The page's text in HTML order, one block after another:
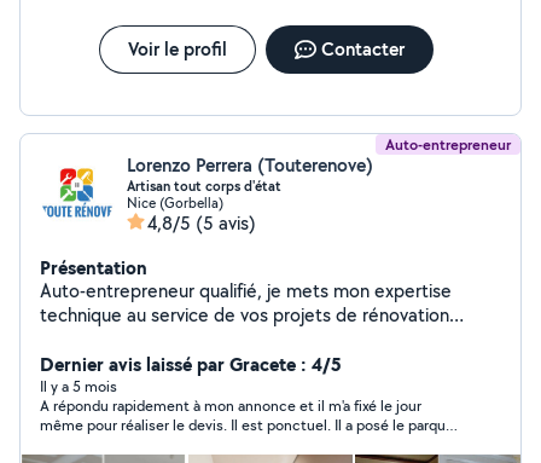
Voir le profil Contacter
Auto-entrepreneur
Lorenzo Perrera (Touterenove)
Artisan tout corps d'état
Nice (Gorbella)
4,8/5 (5 avis)
Présentation
Auto-entrepreneur qualifié, je mets mon expertise
technique au service de vos projets de rénovation
œuvre, je vous garantis un travail de haute précision
pour valoriser votre patrimoine.Travail soigné et chantier
protégé. Contactez-moi pour une intervention de
qualité.
Dernier avis laissé par Gracete : 4/5
Il y a 5 mois
A répondu rapidement à mon annonce et il m'a fixé le jour
même pour réaliser le devis. Il est ponctuel. Il a posé le parquet